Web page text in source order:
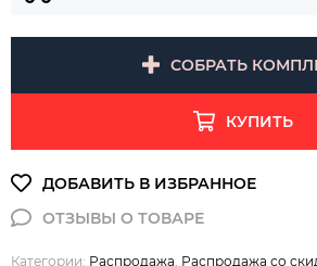
СОБРАТЬ
КУПИТЬ
Категории: Распродажа Распродажа со